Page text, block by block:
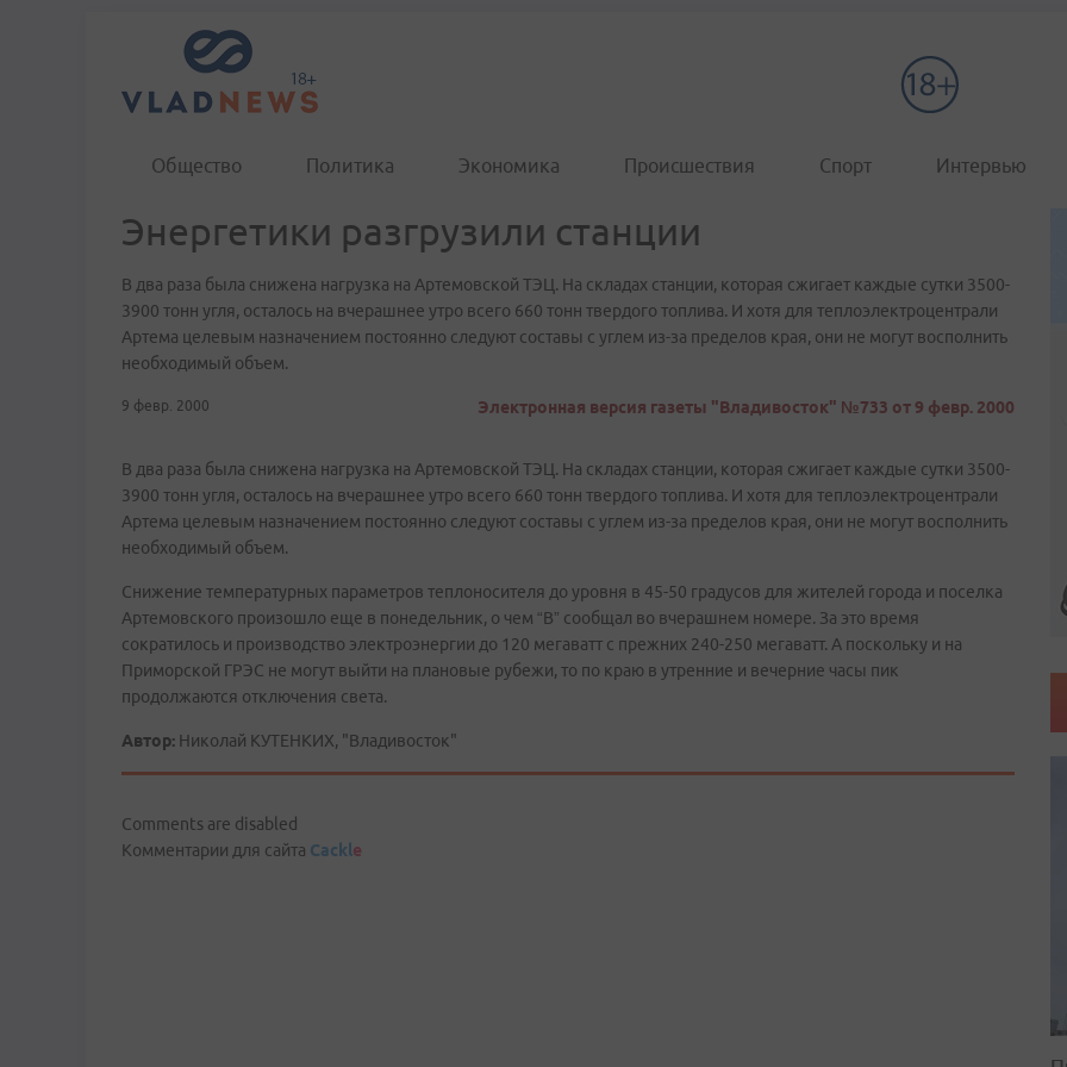
Общество Политика Экономика Происшествия Спорт Интервью
Энергетики разгрузили станции
В два раза была снижена нагрузка на Артемовской ТЭЦ. На складах станции, которая сжигает каждые сутки 3500-
3900 тонн угля, осталось на вчерашнее утро всего 660 тонн твердого топлива. И хотя для теплоэлектроцентрали
Артема целевым назначением постоянно следуют составы с углем из-за пределов края, они не могут восполнить
необходимый объем.
9 февр. 2000 Электронная версия газеты "Владивосток" №733 от 9 февр. 2000
В два раза была снижена нагрузка на Артемовской ТЭЦ. На складах станции, которая сжигает каждые сутки 3500-
3900 тонн угля, осталось на вчерашнее утро всего 660 тонн твердого топлива. И хотя для теплоэлектроцентрали
Артема целевым назначением постоянно следуют составы с углем из-за пределов края, они не могут восполнить
необходимый объем.
Снижение температурных параметров теплоносителя до уровня в 45-50 градусов для жителей города и поселка
Артемовского произошло еще в понедельник, о чем “В” сообщал во вчерашнем номере. За это время
сократилось и производство электроэнергии до 120 мегаватт с прежних 240-250 мегаватт. А поскольку и на
Приморской ГРЭС не могут выйти на плановые рубежи, то по краю в утренние и вечерние часы пик
продолжаются отключения света.
Автор: Николай КУТЕНКИХ, "Владивосток"
Comments are disabled
Комментарии для сайта Cackle